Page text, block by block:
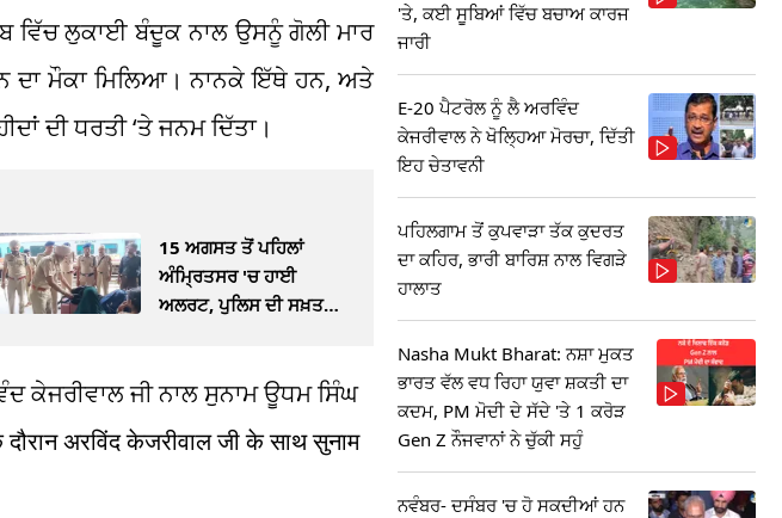
ਵਿੱਚ ਲੁਕਾਈ ਬੰਦੂਕ ਨਾਲ ਉਸਨੂੰ ਗੋਲੀ ਮਾਰ
ਦਾ ਮੌਕਾ ਮਿਲਿਆ। ਨਾਨਕੇ ਇੱਥੇ ਹਨ, ਅਤੇ
ਦੀ ਧਰਤੀ ‘ਤੇ ਜਨਮ ਦਿੱਤਾ।
15 ਅਗਸਤ ਤੋਂ ਪਹਿਲਾਂ
ਅੰਮ੍ਰਿਤਸਰ 'ਚ ਹਾਈ
ਅਲਰਟ, ਪੁਲਿਸ ਦੀ ਸਖ਼ਤ
ਕੇਜਰੀਵਾਲ ਜੀ ਨਾਲ ਸੁਨਾਮ ਊਧਮ ਸਿੰਘ
अरविंद केजरीवाल जी के साथ सुनाम
'ਤੇ, ਕਈ ਸੂਬਿਆਂ ਵਿੱਚ ਬਚਾਅ ਕਾਰਜ
ਜਾਰੀ
E-20 ਪੈਟਰੋਲ ਨੂੰ ਲੈ ਅਰਵਿੰਦ
ਕੇਜਰੀਵਾਲ ਨੇ ਖੋਲ੍ਹਿਆ ਮੋਰਚਾ, ਦਿੱਤੀ
ਇਹ ਚੇਤਾਵਨੀ
ਪਹਿਲਗਾਮ ਤੋਂ ਕੁਪਵਾੜਾ ਤੱਕ ਕੁਦਰਤ
ਦਾ ਕਹਿਰ, ਭਾਰੀ ਬਾਰਿਸ਼ ਨਾਲ ਵਿਗੜੇ
ਹਾਲਾਤ
Nasha Mukt Bharat: ਨਸ਼ਾ ਮੁਕਤ
ਭਾਰਤ ਵੱਲ ਵਧ ਰਿਹਾ ਯੁਵਾ ਸ਼ਕਤੀ ਦਾ
ਕਦਮ, PM ਮੋਦੀ ਦੇ ਸੱਦੇ 'ਤੇ 1 ਕਰੋੜ
Gen Z ਨੌਜਵਾਨਾਂ ਨੇ ਚੁੱਕੀ ਸਹੁੰ
ਨਵੰਬਰ- ਦਸੰਬਰ 'ਚ ਹੋ ਸਕਦੀਆਂ ਹਨ